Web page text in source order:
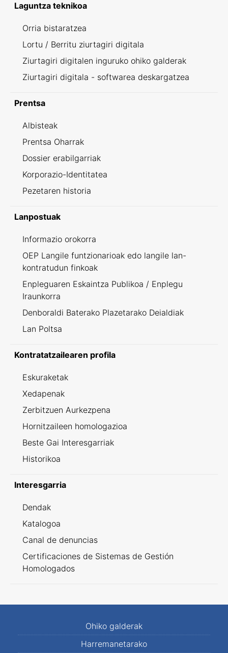
Laguntza teknikoa
Orria bistaratzea
Lortu / Berritu ziurtagiri digitala
Ziurtagiri digitalen inguruko ohiko galderak
Ziurtagiri digitala - softwarea deskargatzea
Prentsa
Albisteak
Prentsa Oharrak
Dossier erabilgarriak
Korporazio-Identitatea
Pezetaren historia
Lanpostuak
Informazio orokorra
OEP Langile funtzionarioak edo langile lan-
kontratudun finkoak
Enpleguaren Eskaintza Publikoa / Enplegu
Iraunkorra
Denboraldi Baterako Plazetarako Deialdiak
Lan Poltsa
Kontratatzailearen profila
Eskuraketak
Xedapenak
Zerbitzuen Aurkezpena
Hornitzaileen homologazioa
Beste Gai Interesgarriak
Historikoa
Interesgarria
Dendak
Katalogoa
Canal de denuncias
Certificaciones de Sistemas de Gestión
Homologados
Ohiko galderak
Harremanetarako